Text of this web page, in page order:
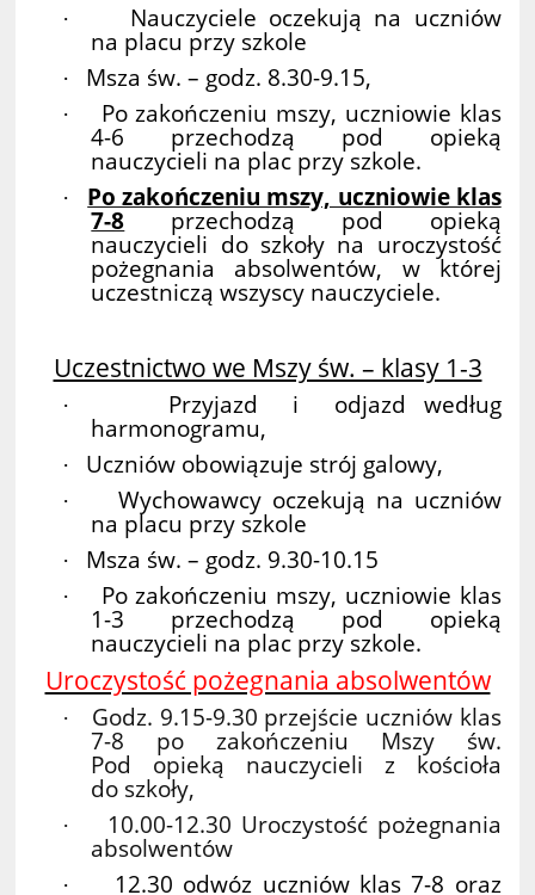
·
Nauczyciele oczekują na uczniów
na placu przy szkole
· Msza św. – godz. 8.30-9.15,
·
Po zakończeniu mszy, uczniowie klas
4-6 przechodzą pod opieką
nauczycieli na plac przy szkole.
·
Po zakończeniu mszy, uczniowie klas
7-8 przechodzą pod opieką
nauczycieli do szkoły na uroczystość
pożegnania absolwentów, w której
uczestniczą wszyscy nauczyciele.
Uczestnictwo we Mszy św. – klasy 1-3
·
Przyjazd i odjazd według
harmonogramu,
· Uczniów obowiązuje strój galowy,
·
Wychowawcy oczekują na uczniów
na placu przy szkole
· Msza św. – godz. 9.30-10.15
·
Po zakończeniu mszy, uczniowie klas
1-3 przechodzą pod opieką
nauczycieli na plac przy szkole.
Uroczystość pożegnania absolwentów
·
Godz. 9.15-9.30 przejście uczniów klas
7-8 po zakończeniu Mszy św.
Pod opieką nauczycieli z kościoła
do szkoły,
·
10.00-12.30 Uroczystość pożegnania
absolwentów
·
12.30 odwóz uczniów klas 7-8 oraz